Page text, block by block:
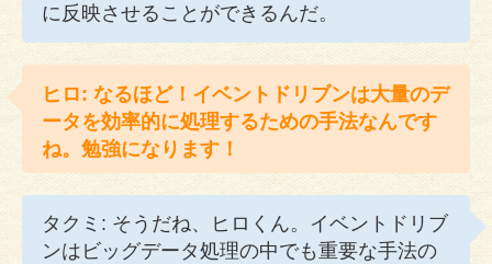
に反映させることができるんだ。
ヒロ: なるほど！イベントドリブンは大量のデ
ータを効率的に処理するための手法なんです
ね。勉強になります！
タクミ: そうだね、ヒロくん。イベントドリブ
ンはビッグデータ処理の中でも重要な手法の